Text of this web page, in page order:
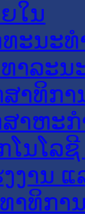
ໃນ
ະນະ
າລະນ
າທິກາ
າຫະ
ໂນໂລ
ງານ
າທິກາ